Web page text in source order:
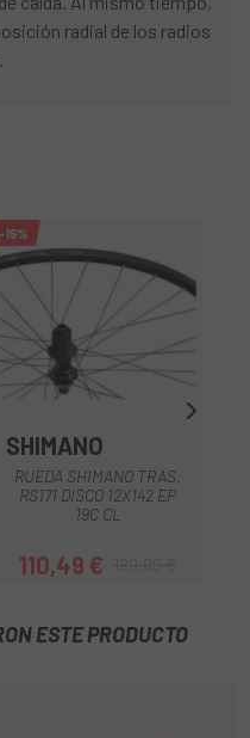
radial de los radios
-15%
SHIMANO
RUEDA SHIMANO TRAS.
RS171 DISCO 12X142 EP
19C CL
Precio
110,49 €Precio regular
ESTE PRODUCTO